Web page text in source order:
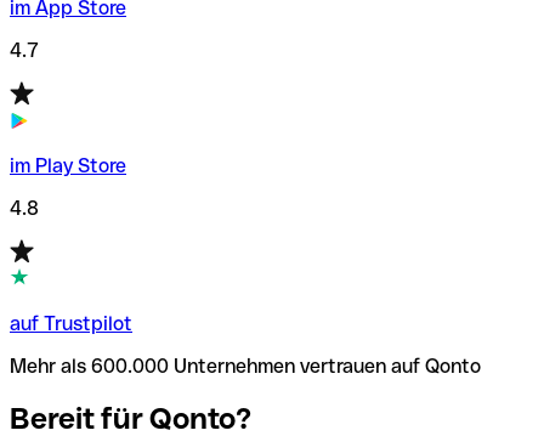
im App Store
4.7
im Play Store
4.8
auf Trustpilot
Mehr als 600.000 Unternehmen vertrauen auf Qonto
Bereit für Qonto?